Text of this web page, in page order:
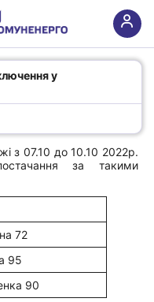
у мікрорайоні
у
з 07.10 до 10.10 2022р.
за такими
72
95
90